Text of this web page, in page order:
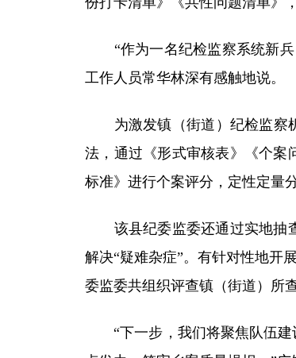
“作为一名纪检监察系统新兵
工作人员常华林深有感触地说。
为激发镇（街道）纪检监察机
法，通过《形式审核表》《个案
标准》进行个案评分，定性定量
该县纪委监委还通过实地抽查
解决“疑难杂症”。有针对性地开
委监委共组织评查镇（街道）所
“下一步，我们将聚焦队伍建